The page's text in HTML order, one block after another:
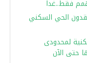
الحي السكني
لمحدودى